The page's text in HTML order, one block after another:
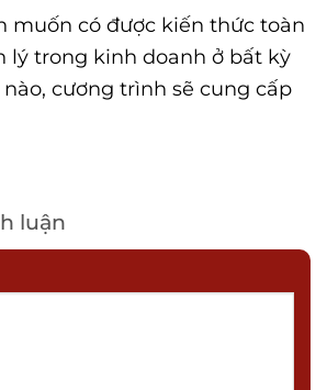
muốn có được kiến thức toàn
lý trong kinh doanh ở bất kỳ
cương trình sẽ cung cấp
luận